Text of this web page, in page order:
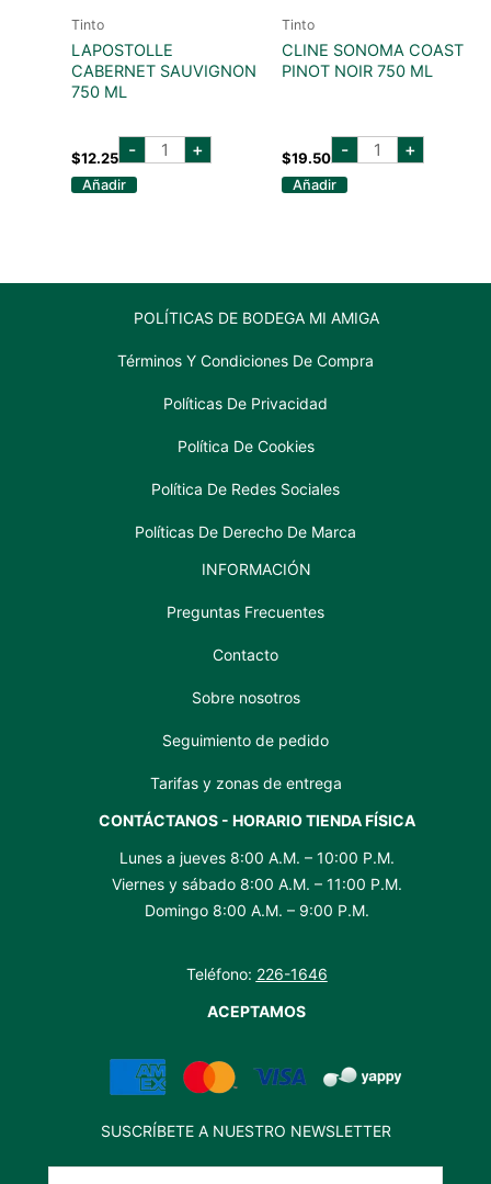
Tinto
LAPOSTOLLE
CABERNET SAUVIGNON
750 ML
$12.25 - lapostolle
cabernet
+
Añadir
Tinto
CLINE SONOMA COAST
PINOT NOIR 750 ML
$19.50 - cline
sonoma
+
Añadir
POLÍTICAS DE BODEGA MI AMIGA
Términos Y Condiciones De Compra
Políticas De Privacidad
Política De Cookies
Política De Redes Sociales
Políticas De Derecho De Marca
INFORMACIÓN
Preguntas Frecuentes
Contacto
Sobre nosotros
Seguimiento de pedido
Tarifas y zonas de entrega
CONTÁCTANOS - HORARIO TIENDA FÍSICA
Lunes a jueves 8:00 A.M. – 10:00 P.M.
Viernes y sábado 8:00 A.M. – 11:00 P.M.
Domingo 8:00 A.M. – 9:00 P.M.
Teléfono: 226-1646
ACEPTAMOS
SUSCRÍBETE A NUESTRO NEWSLETTER